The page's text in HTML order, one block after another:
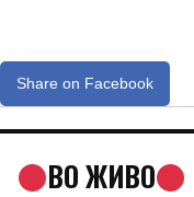
Share on Facebook
ВО ЖИВО